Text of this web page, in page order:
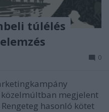
túlélés
0
megjelent
hasonló kötet